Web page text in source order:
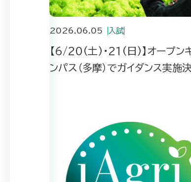
2026.06.05 入試
【6/20(土)・21(日)】オープン
ンパス（多摩）でガイダンス実施決